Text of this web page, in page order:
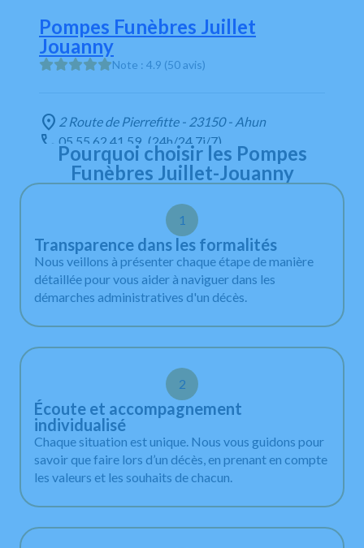
Pompes Funèbres Juillet
Jouanny
Note : 4.9 (50 avis)
2 Route de Pierrefitte - 23150 - Ahun
05 55 62 41 59 (24h/24 7j/7)
Numéro d’habilitation : 24-23-0133
09:00 - 12:00, 14:00 - 18:00
09:00 - 12:00
Fermé *
contacter les pompes funèbres sur la permanence
téléphonique : 05 55 62 41 59, 24h/24 - 7j/7 y
compris dimanches et jours fériés.
Pourquoi choisir les Pompes
Funèbres Juillet-Jouanny
1
Transparence dans les formalités
Nous veillons à présenter chaque étape de manière
détaillée pour vous aider à naviguer dans les
démarches administratives d'un décès.
2
Écoute et accompagnement
individualisé
Chaque situation est unique. Nous vous guidons pour
savoir que faire lors d’un décès, en prenant en compte
les valeurs et les souhaits de chacun.